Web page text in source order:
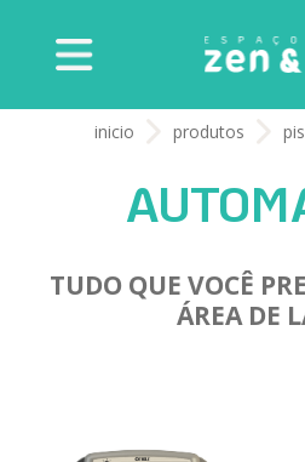
CARRINHO
ORÇAMENTO
ADICIONAR MAIS
inicio produtos
TUDO QUE VOCÊ
ÁREA DE